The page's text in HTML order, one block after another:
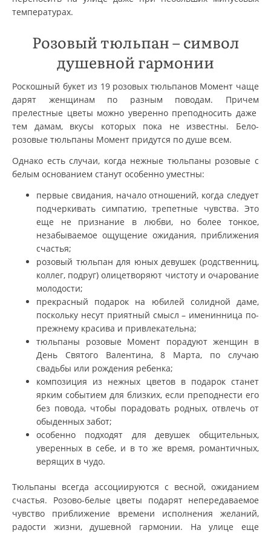
температурах.
Розовый тюльпан – символ
душевной гармонии
Роскошный букет из 19 розовых тюльпанов Момент чаще
дарят женщинам по разным поводам. Причем
прелестные цветы можно уверенно преподносить даже
тем дамам, вкусы которых пока не известны. Бело-
розовые тюльпаны Момент придутся по душе всем.
Однако есть случаи, когда нежные тюльпаны розовые с
белым основанием станут особенно уместны:
первые свидания, начало отношений, когда следует
подчеркивать симпатию, трепетные чувства. Это
еще не признание в любви, но более тонкое,
незабываемое ощущение ожидания, приближения
счастья;
розовый тюльпан для юных девушек (родственниц,
коллег, подруг) олицетворяют чистоту и очарование
молодости;
прекрасный подарок на юбилей солидной даме,
поскольку несут приятный смысл – именинница по-
прежнему красива и привлекательна;
тюльпаны розовые Момент порадуют женщин в
День Святого Валентина, 8 Марта, по случаю
свадьбы или рождения ребенка;
композиция из нежных цветов в подарок станет
ярким событием для близких, если преподнести его
без повода, чтобы порадовать родных, отвлечь от
обыденных забот;
особенно подходят для девушек общительных,
уверенных в себе, и в то же время, романтичных,
верящих в чудо.
Тюльпаны всегда ассоциируются с весной, ожиданием
счастья. Розово-белые цветы подарят непередаваемое
чувство приближение времени исполнения желаний,
радости жизни, душевной гармонии. На улице еще